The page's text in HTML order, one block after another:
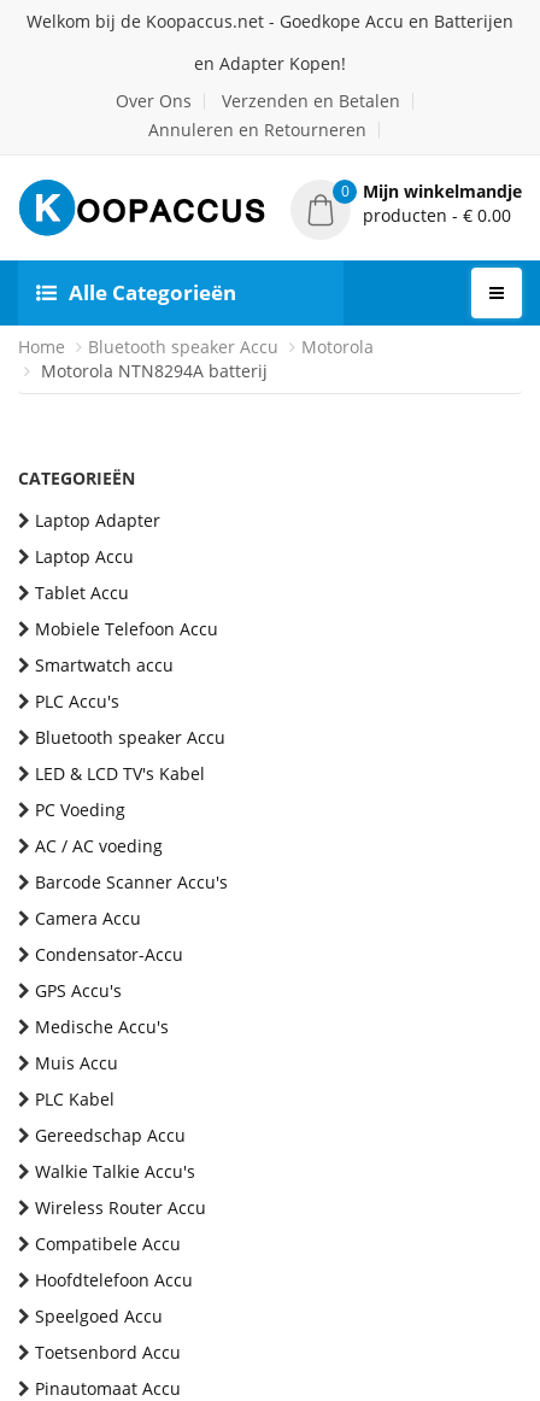
Welkom bij de Koopaccus.net - Goedkope Accu en Batterijen
en Adapter Kopen!
Over Ons
Verzenden en Betalen
Annuleren en Retourneren
0
Mijn winkelmandje
producten - € 0.00
Alle Categorieën
Home Bluetooth speaker Accu
Motorola
Motorola NTN8294A batterij
CATEGORIEËN
Laptop Adapter
Laptop Accu
Tablet Accu
Mobiele Telefoon Accu
Smartwatch accu
PLC Accu's
Bluetooth speaker Accu
LED & LCD TV's Kabel
PC Voeding
AC / AC voeding
Barcode Scanner Accu's
Camera Accu
Condensator-Accu
GPS Accu's
Medische Accu's
Muis Accu
PLC Kabel
Gereedschap Accu
Walkie Talkie Accu's
Wireless Router Accu
Compatibele Accu
Hoofdtelefoon Accu
Speelgoed Accu
Toetsenbord Accu
Pinautomaat Accu